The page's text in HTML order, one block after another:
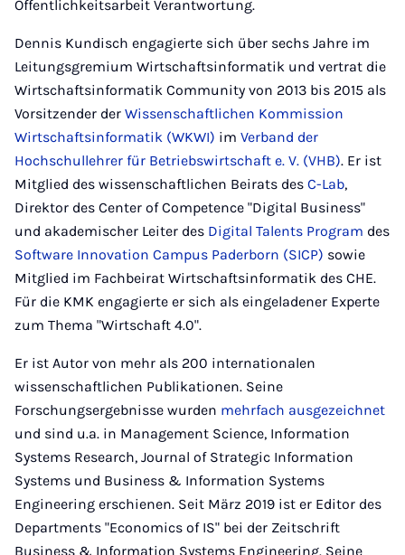
Öffentlichkeitsarbeit Verantwortung.
Dennis Kundisch engagierte sich über sechs Jahre im
Leitungsgremium Wirtschaftsinformatik und vertrat die
Wirtschaftsinformatik Community von 2013 bis 2015 als
Vorsitzender der Wissenschaftlichen Kommission
Wirtschaftsinformatik (WKWI) im Verband der
Hochschullehrer für Betriebswirtschaft e. V. (VHB). Er ist
Mitglied des wissenschaftlichen Beirats des C-Lab,
Direktor des Center of Competence "Digital Business"
und akademischer Leiter des Digital Talents Program des
Software Innovation Campus Paderborn (SICP) sowie
Mitglied im Fachbeirat Wirtschaftsinformatik des CHE.
Für die KMK engagierte er sich als eingeladener Experte
zum Thema "Wirtschaft 4.0".
Er ist Autor von mehr als 200 internationalen
wissenschaftlichen Publikationen. Seine
Forschungsergebnisse wurden mehrfach ausgezeichnet
und sind u.a. in Management Science, Information
Systems Research, Journal of Strategic Information
Systems und Business & Information Systems
Engineering erschienen. Seit März 2019 ist er Editor des
Departments "Economics of IS" bei der Zeitschrift
Business & Information Systems Engineering. Seine